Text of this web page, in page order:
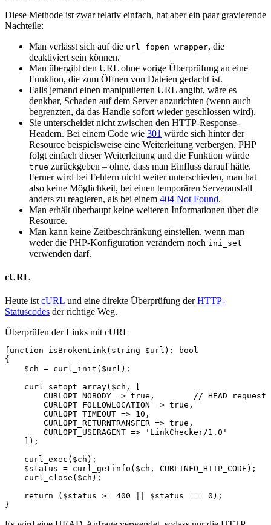
Diese Methode ist zwar relativ einfach, hat aber ein paar gravierende
Nachteile:
Man verlässt sich auf die url_fopen_wrapper, die
deaktiviert sein können.
Man übergibt den URL ohne vorige Überprüfung an eine
Funktion, die zum Öffnen von Dateien gedacht ist.
Falls jemand einen manipulierten URL angibt, wäre es
denkbar, Schaden auf dem Server anzurichten (wenn auch
begrenzten, da das Handle sofort wieder geschlossen wird).
Sie unterscheidet nicht zwischen den HTTP-Response-
Headern. Bei einem Code wie 301 würde sich hinter der
Resource beispielsweise eine Weiterleitung verbergen. PHP
folgt einfach dieser Weiterleitung und die Funktion würde
true zurückgeben – ohne, dass man Einfluss darauf hätte.
Ferner wird bei Fehlern nicht weiter unterschieden, man hat
also keine Möglichkeit, bei einen temporären Serverausfall
anders zu reagieren, als bei einem 404 Not Found.
Man erhält überhaupt keine weiteren Informationen über die
Resource.
Man kann keine Zeitbeschränkung einstellen, wenn man
weder die PHP-Konfiguration verändern noch ini_set
verwenden darf.
cURL
Heute ist cURL und eine direkte Überprüfung derHTTP-
Statuscodes der richtige Weg.
Überprüfen der Links mit cURL
function isBrokenLink( string $url ) :
bool
{
$ch = curl_init ( $url );
curl_setopt_array( $ch ,
CURLOPT_NOBODY => true ,
// HEAD request
CURLOPT_FOLLOWLOCATION => true ,
CURLOPT_TIMEOUT => 10 ,
CURLOPT_RETURNTRANSFER => true ,
CURLOPT_USERAGENT =>
'LinkChecker/1.0'
]);
curl_exec ( $ch );
$status = curl_getinfo ( $ch , CURLINFO_HTTP_CODE );
curl_close ( $ch );
return
( $status >= 400 $status === 0 );
}